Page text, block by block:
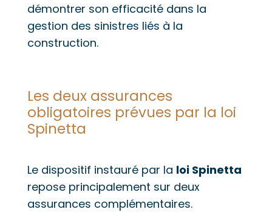
démontrer son efficacité dans la
gestion des sinistres liés à la
construction.
Les deux assurances
obligatoires prévues par la loi
Spinetta
Le dispositif instauré par la loi Spinetta
repose principalement sur deux
assurances complémentaires.